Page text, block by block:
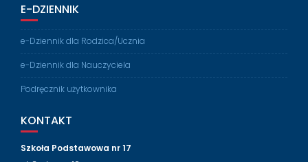
E-DZIENNIK
e-Dziennik dla Rodzica/Ucznia
e-Dziennik dla Nauczyciela
Podręcznik użytkownika
KONTAKT
Szkoła Podstawowa nr 17